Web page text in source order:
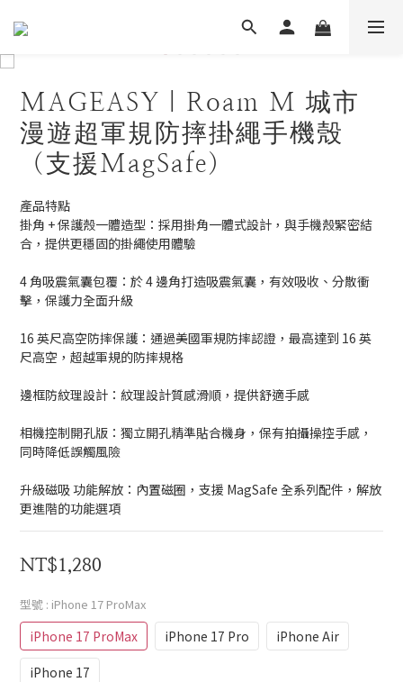
MAGEASY｜Roam M 城市
漫遊超軍規防摔掛繩手機殼
（支援MagSafe）
產品特點
掛角 + 保護殼一體造型：採用掛角一體式設計，與手機殼緊密結
合，提供更穩固的掛繩使用體驗
4 角吸震氣囊包覆：於 4 邊角打造吸震氣囊，有效吸收、分散衝
擊，保護力全面升級
16 英尺高空防摔保護：通過美國軍規防摔認證，最高達到 16 英
尺高空，超越軍規的防摔規格
邊框防紋理設計：紋理設計質感滑順，提供舒適手感
相機控制開孔版：獨立開孔精準貼合機身，保有拍攝操控手感，
同時降低誤觸風險
升級磁吸 功能解放：內置磁圈，支援 MagSafe 全系列配件，解放
更進階的功能選項
NT$1,280
型號 : iPhone 17 ProMax
iPhone 17 ProMax iPhone 17 Pro
iPhone Air
iPhone 17